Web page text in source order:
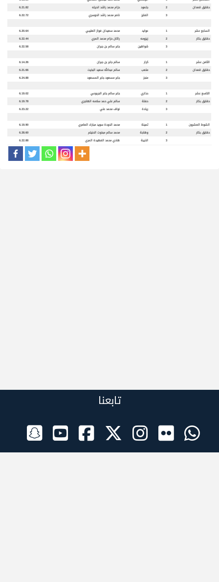
حقايق قعدان
2 جلمود حزام محمد راشد انديله
6.21.82
3
الفايز ناصر محمد راشد الدوسري 6.22.72
السابع عشر 1 عوايد محمد سعيدان فواز العتيبي
6.20.64
حقايق بكار
2 زيزومه راكان حزام محمد المري
6.22.44
3
شواهين جابر سالم بن جبران 6.22.58
الثامن عشر 1 كرار سالم جابر بن جبران
6.14.26
حقايق قعدان
2 متعب سالم عبدالله سعيد البخيت
6.21.66
3
منجز جابر مسعود جابر المسعود 6.24.88
التاسع عشر 1 حذاري جابر سالم جابر الجربوعي
6.19.02
حقايق بكار
2 حفلة سالم علي حمد سلامه الهاجري
6.19.78
3
ريادة نواف محمد علي 6.23.22
الشوط العشرون 1 ثمينة محمد الدودة سويد مبارك العامري
6.19.90
حقايق بكار
2 وهاجة محمد سالم مبخوت الحنيتم
6.28.60
3
الذيبة هادي محمد الفهيدة المري 6.22.88
تابعنا